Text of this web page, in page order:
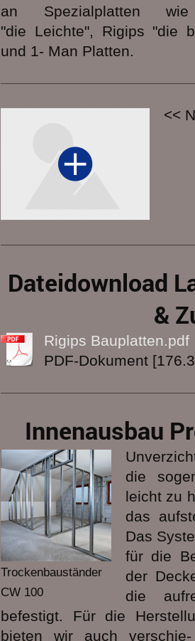
an Spezialplatten wie
"die Leichte", Rigips "die
und 1- Man Platten.
<<
Dateidownload
&
Rigips Bauplatten.pdf
PDF-Dokument
Innenausbau
Trockenbauständer
CW 100
die
leicht zu
das
Das
für die
der
die
befestigt. Für die
bieten wir auch